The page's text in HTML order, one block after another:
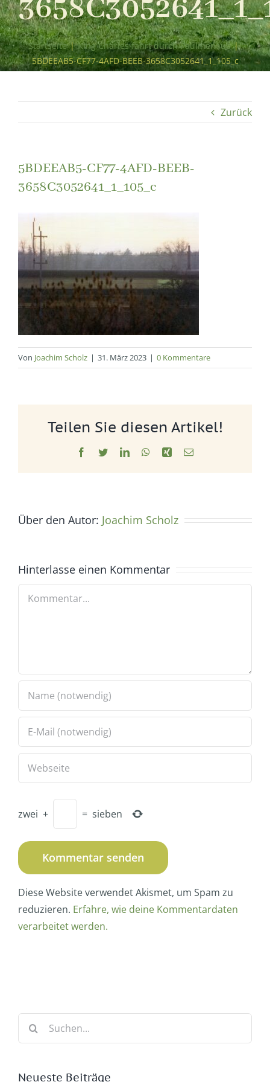
Startseite | King Charles fährt durch Paulinenaue |
5BDEEAB5-CF77-4AFD-BEEB-3658C3052641_1_105_c
Zurück
5BDEEAB5-CF77-4AFD-BEEB-
3658C3052641_1_105_c
Von Joachim Scholz | 31. März 2023 | 0 Kommentare
Teilen Sie diesen Artikel!
Facebook
TwitterLinkedInWhatsApp
Xing E-
Über den Autor: Joachim Scholz
Hinterlasse einen Kommentar
Kommentar
zwei + = sieben
Diese Website verwendet Akismet, um Spam zu
reduzieren. Erfahre, wie deine Kommentardaten
verarbeitet werden.
Suche
Neueste Beiträge